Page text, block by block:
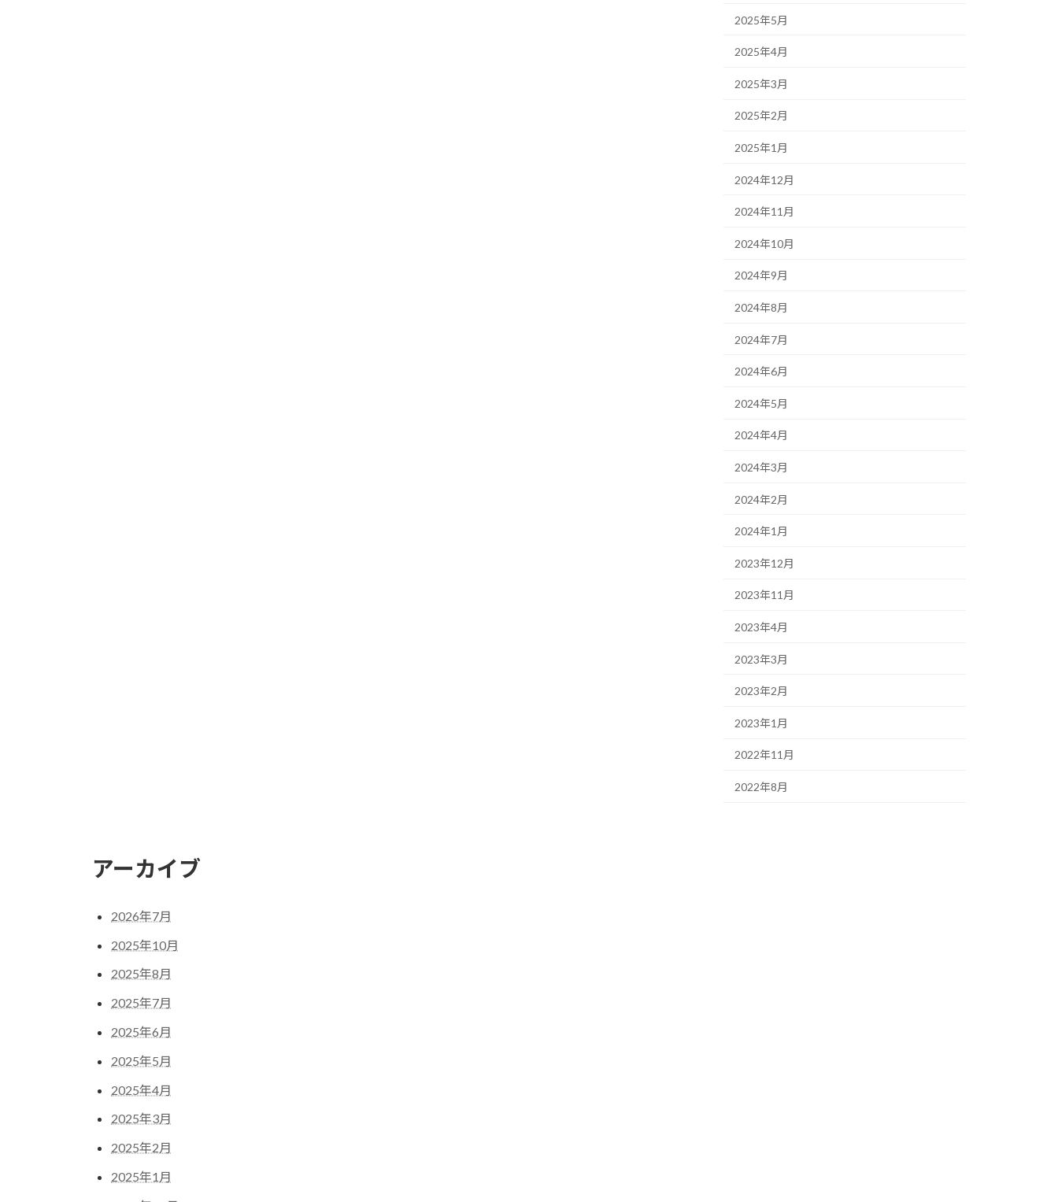
2025年5月
2025年4月
2025年3月
2025年2月
2025年1月
2024年12月
2024年11月
2024年10月
2024年9月
2024年8月
2024年7月
2024年6月
2024年5月
2024年4月
2024年3月
2024年2月
2024年1月
2023年12月
2023年11月
2023年4月
2023年3月
2023年2月
2023年1月
2022年11月
2022年8月
アーカイブ
2026年7月
2025年10月
2025年8月
2025年7月
2025年6月
2025年5月
2025年4月
2025年3月
2025年2月
2025年1月